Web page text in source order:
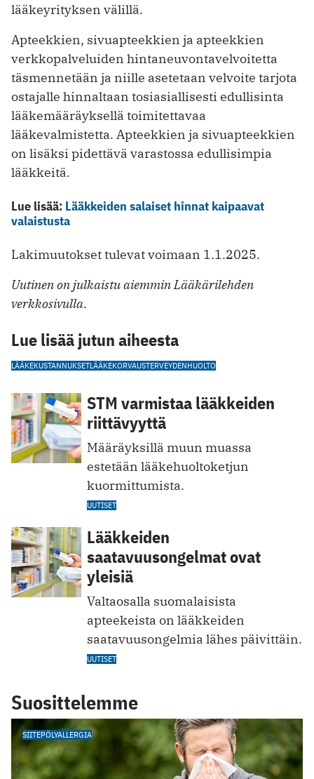
lääkeyrityksen välillä.
Apteekkien, sivuapteekkien ja apteekkien
verkkopalveluiden hintaneuvontavelvoitetta
täsmennetään ja niille asetetaan velvoite tarjota
ostajalle hinnaltaan tosiasiallisesti edullisinta
lääkemääräyksellä toimitettavaa
lääkevalmistetta. Apteekkien ja sivuapteekkien
on lisäksi pidettävä varastossa edullisimpia
lääkkeitä.
Lue lisää: Lääkkeiden salaiset hinnat kaipaavat
valaistusta
Lakimuutokset tulevat voimaan 1.1.2025.
Uutinen on julkaistu aiemmin Lääkärilehden
verkkosivulla.
Lue lisää jutun aiheesta
LÄÄKEKUSTANNUKSETLÄÄKEKORVAUSTERVEYDENHUOLTO
STM varmistaa lääkkeiden
riittävyyttä
Määräyksillä muun muassa
estetään lääkehuoltoketjun
kuormittumista.
UUTISET
Lääkkeiden
saatavuusongelmat ovat
yleisiä
Valtaosalla suomalaisista
apteekeista on lääkkeiden
saatavuusongelmia lähes päivittäin.
UUTISET
Suosittelemme
SIITEPÖLYALLERGIA